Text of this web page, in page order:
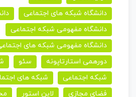
دانشگاه شبکه های اجتماعی
دانشگاه مفهومی شبکه اجتماعی
دانشگاه مفهومی شبکه های
دورهمی استارتاپونه
سئو
شبکه اجتماعی
شبکه های
فضای مجازی
لاین استور